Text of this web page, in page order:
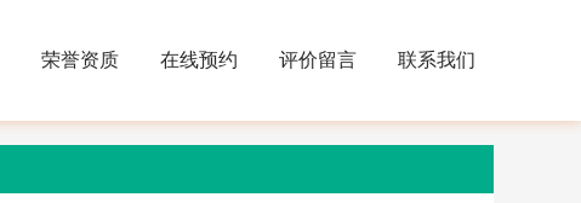
荣誉资质 在线预约 评价留言 联系我们